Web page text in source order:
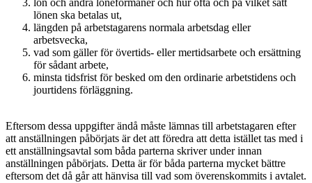
lön och andra löneförmåner och hur ofta och på vilket sätt
lönen ska betalas ut,
längden på arbetstagarens normala arbetsdag eller
arbetsvecka,
vad som gäller för övertids- eller mertidsarbete och ersättning
för sådant arbete,
minsta tidsfrist för besked om den ordinarie arbetstidens och
jourtidens förläggning.
Eftersom dessa uppgifter ändå måste lämnas till arbetstagaren efter
att anställningen påbörjats är det att föredra att detta istället tas med i
ett anställningsavtal som båda parterna skriver under innan
anställningen påbörjats. Detta är för båda parterna mycket bättre
eftersom det då går att hänvisa till vad som överenskommits i avtalet.